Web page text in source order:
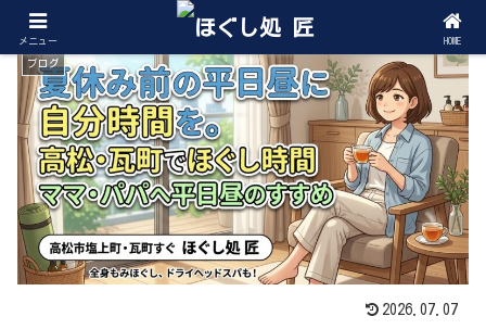
ブログ
2026.07.07
メニュー HOME